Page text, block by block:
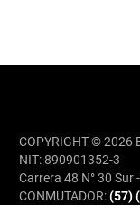
COPYRIGHT © 2026
NIT: 890901352-3
Carrera 48 N° 30
CONMUTADOR:(57)